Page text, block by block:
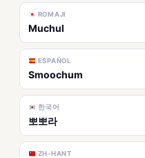
ROMAJI
Muchul
ESPAÑOL
Smoochum
한국어
뽀뽀라
ZH-HANT